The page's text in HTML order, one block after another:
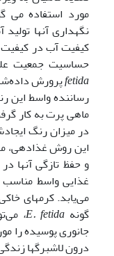
مورد استفاده
نگهداری آنها
حساسیت جمعیت
fetidaپرورش
رساننده واسط این
ماهی پرت به کار
در میزان رنگ
این روش غذادهی،
و حفظ تازگی آنها
غذایی واسط مناسب
می‌یابد. کرمهای
گونهE. fetida،
جانوری پوسیده را
درون لاش­برگ­ها